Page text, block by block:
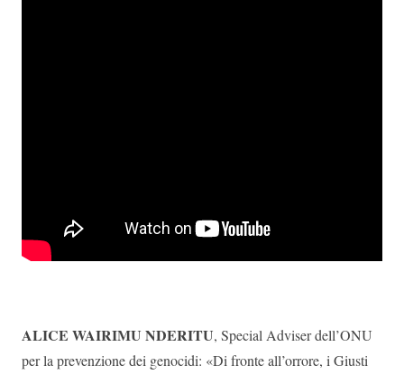
ALICE WAIRIMU NDERITU, Special Adviser dell’ONU
per la prevenzione dei genocidi: «Di fronte all’orrore, i Giusti